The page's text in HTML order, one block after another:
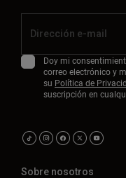
Doy mi
correo electrónico y
su Política de
suscripción en
Sobre nosotros